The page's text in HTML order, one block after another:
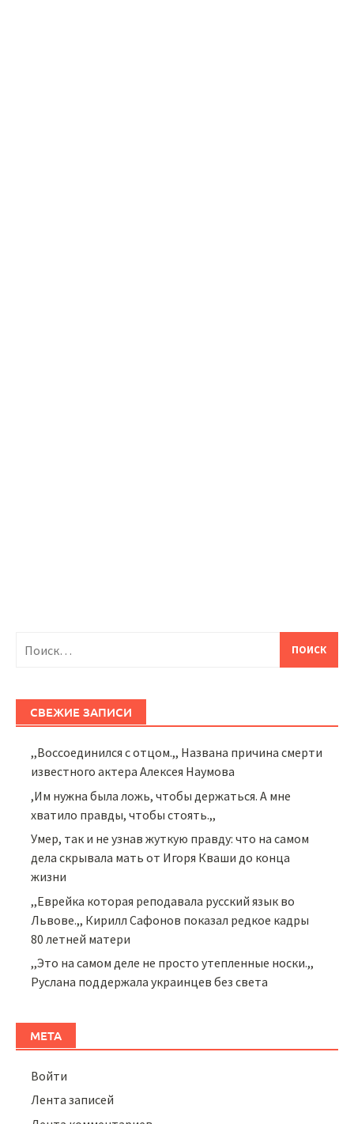
СВЕЖИЕ ЗАПИСИ
,,Воссоединился с отцом.,, Названа причина смерти
известного актера Алексея Наумова
,Им нужна была ложь, чтобы держаться. А мне
хватило правды, чтобы стоять.,,
Умер, так и не узнав жуткую правду: что на самом
дела скрывала мать от Игоря Кваши до конца
жизни
,,Еврейка которая реподавала русский язык во
Львове.,, Кирилл Сафонов показал редкое кадры
80 летней матери
,,Это на самом деле не просто утепленные носки.,,
Руслана поддержала украинцев без света
МЕТА
Войти
Лента записей